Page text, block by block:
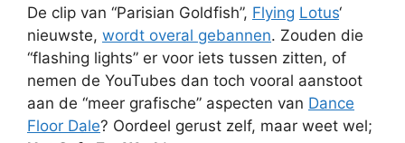
De clip van “Parisian Goldfish”, Flying Lotus‘
nieuwste, wordt overal gebannen. Zouden die
“flashing lights” er voor iets tussen zitten, of
nemen de YouTubes dan toch vooral aanstoot
aan de “meer grafische” aspecten van Dance
Floor Dale? Oordeel gerust zelf, maar weet wel;